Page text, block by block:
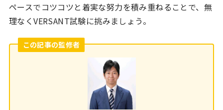
ペースでコツコツと着実な努力を積み重ねることで、無
理なくVERSANT試験に挑みましょう。
この記事の監修者